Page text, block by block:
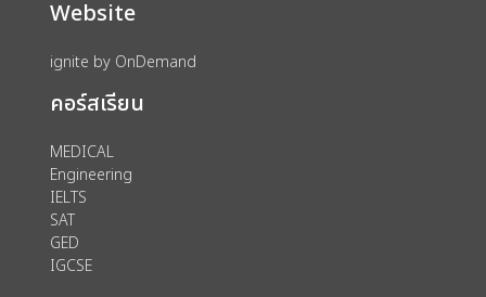
Website
ignite by OnDemand
คอร์สเรียน
MEDICAL
Engineering
IELTS
SAT
GED
IGCSE